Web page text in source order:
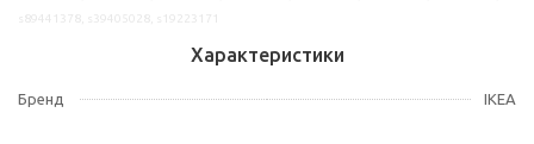
Характеристики
Бренд IKEA